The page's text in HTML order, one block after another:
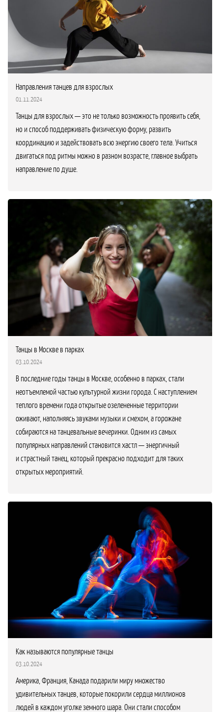
Направления танцев для взрослых
01.11.2024
Танцы для взрослых — это не только возможность проявить себя,
но и способ поддерживать физическую форму, развить
координацию и задействовать всю энергию своего тела. Учиться
двигаться под ритмы можно в разном возрасте, главное выбрать
направление по душе.
Танцы в Москве в парках
03.10.2024
В последние годы танцы в Москве, особенно в парках, стали
неотъемлемой частью культурной жизни города. С наступлением
теплого времени года открытые озелененные территории
оживают, наполняясь звуками музыки и смехом, а горожане
собираются на танцевальные вечеринки. Одним из самых
популярных направлений становится хастл — энергичный
и страстный танец, который прекрасно подходит для таких
открытых мероприятий.
Как называются популярные танцы
03.10.2024
Америка, Франция, Канада подарили миру множество
удивительных танцев, которые покорили сердца миллионов
людей в каждом уголке земного шара. Они стали способом